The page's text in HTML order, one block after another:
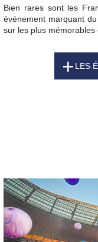
Bien rares sont les
événement marquant
sur les plus mémorables
LES